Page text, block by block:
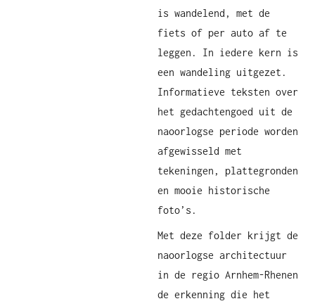
is wandelend, met de
fiets of per auto af te
leggen. In iedere kern is
een wandeling uitgezet.
Informatieve teksten over
het gedachtengoed uit de
naoorlogse periode worden
afgewisseld met
tekeningen, plattegronden
en mooie historische
foto’s.
Met deze folder krijgt de
naoorlogse architectuur
in de regio Arnhem-Rhenen
de erkenning die het